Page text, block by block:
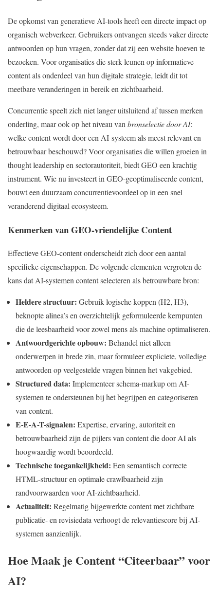
De opkomst van generatieve AI-tools heeft een directe impact op
organisch webverkeer. Gebruikers ontvangen steeds vaker directe
antwoorden op hun vragen, zonder dat zij een website hoeven te
bezoeken. Voor organisaties die sterk leunen op informatieve
content als onderdeel van hun digitale strategie, leidt dit tot
meetbare veranderingen in bereik en zichtbaarheid.
Concurrentie speelt zich niet langer uitsluitend af tussen merken
onderling, maar ook op het niveau van bronselectie door AI:
welke content wordt door een AI-systeem als meest relevant en
betrouwbaar beschouwd? Voor organisaties die willen groeien in
thought leadership en sectorautoriteit, biedt GEO een krachtig
instrument. Wie nu investeert in GEO-geoptimaliseerde content,
bouwt een duurzaam concurrentievoordeel op in een snel
veranderend digitaal ecosysteem.
Kenmerken van GEO-vriendelijke Content
Effectieve GEO-content onderscheidt zich door een aantal
specifieke eigenschappen. De volgende elementen vergroten de
kans dat AI-systemen content selecteren als betrouwbare bron:
Heldere structuur: Gebruik logische koppen (H2, H3),
beknopte alinea’s en overzichtelijk geformuleerde kernpunten
die de leesbaarheid voor zowel mens als machine optimaliseren.
Antwoordgerichte opbouw: Behandel niet alleen
onderwerpen in brede zin, maar formuleer expliciete, volledige
antwoorden op veelgestelde vragen binnen het vakgebied.
Structured data: Implementeer schema-markup om AI-
systemen te ondersteunen bij het begrijpen en categoriseren
van content.
E-E-A-T-signalen: Expertise, ervaring, autoriteit en
betrouwbaarheid zijn de pijlers van content die door AI als
hoogwaardig wordt beoordeeld.
Technische toegankelijkheid: Een semantisch correcte
HTML-structuur en optimale crawlbaarheid zijn
randvoorwaarden voor AI-zichtbaarheid.
Actualiteit: Regelmatig bijgewerkte content met zichtbare
publicatie- en revisiedata verhoogt de relevantiescore bij AI-
systemen aanzienlijk.
Hoe Maak je Content “Citeerbaar” voor
AI?